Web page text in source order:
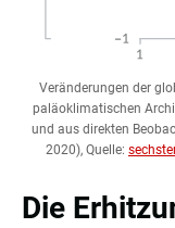
Veränderungen der
paläoklimatischen
und aus direkten
2020), Quelle:
Die